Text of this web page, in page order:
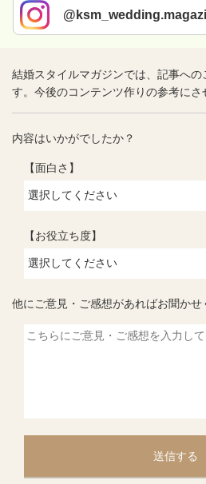
結婚スタイルマガジンでは、記事へ
す。今後のコンテンツ作りの参考にさ
内容はいかがでしたか？
【面白さ】
【お役立ち度】
他にご意見・ご感想があればお聞かせ
送信する